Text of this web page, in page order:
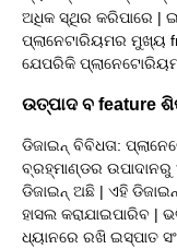
ଅଧିକ ସ୍ଥିର କରିପାରେ |
ପ୍ଲାନେଟାରିୟମର ମୁଖ୍ୟ
ଯେପରିକି
ଉତ୍ପାଦ ବ feature
ଡିଜାଇନ୍ ବିବିଧତା:
ବ୍ରହ୍ମାଣ୍ଡର
ଡିଜାଇନ୍ ଅଛି | ଏହି
ହାସଲ କରାଯାଇପାରିବ |
ଧ୍ୟାନରେ ରଖି ଇସ୍ପାତ